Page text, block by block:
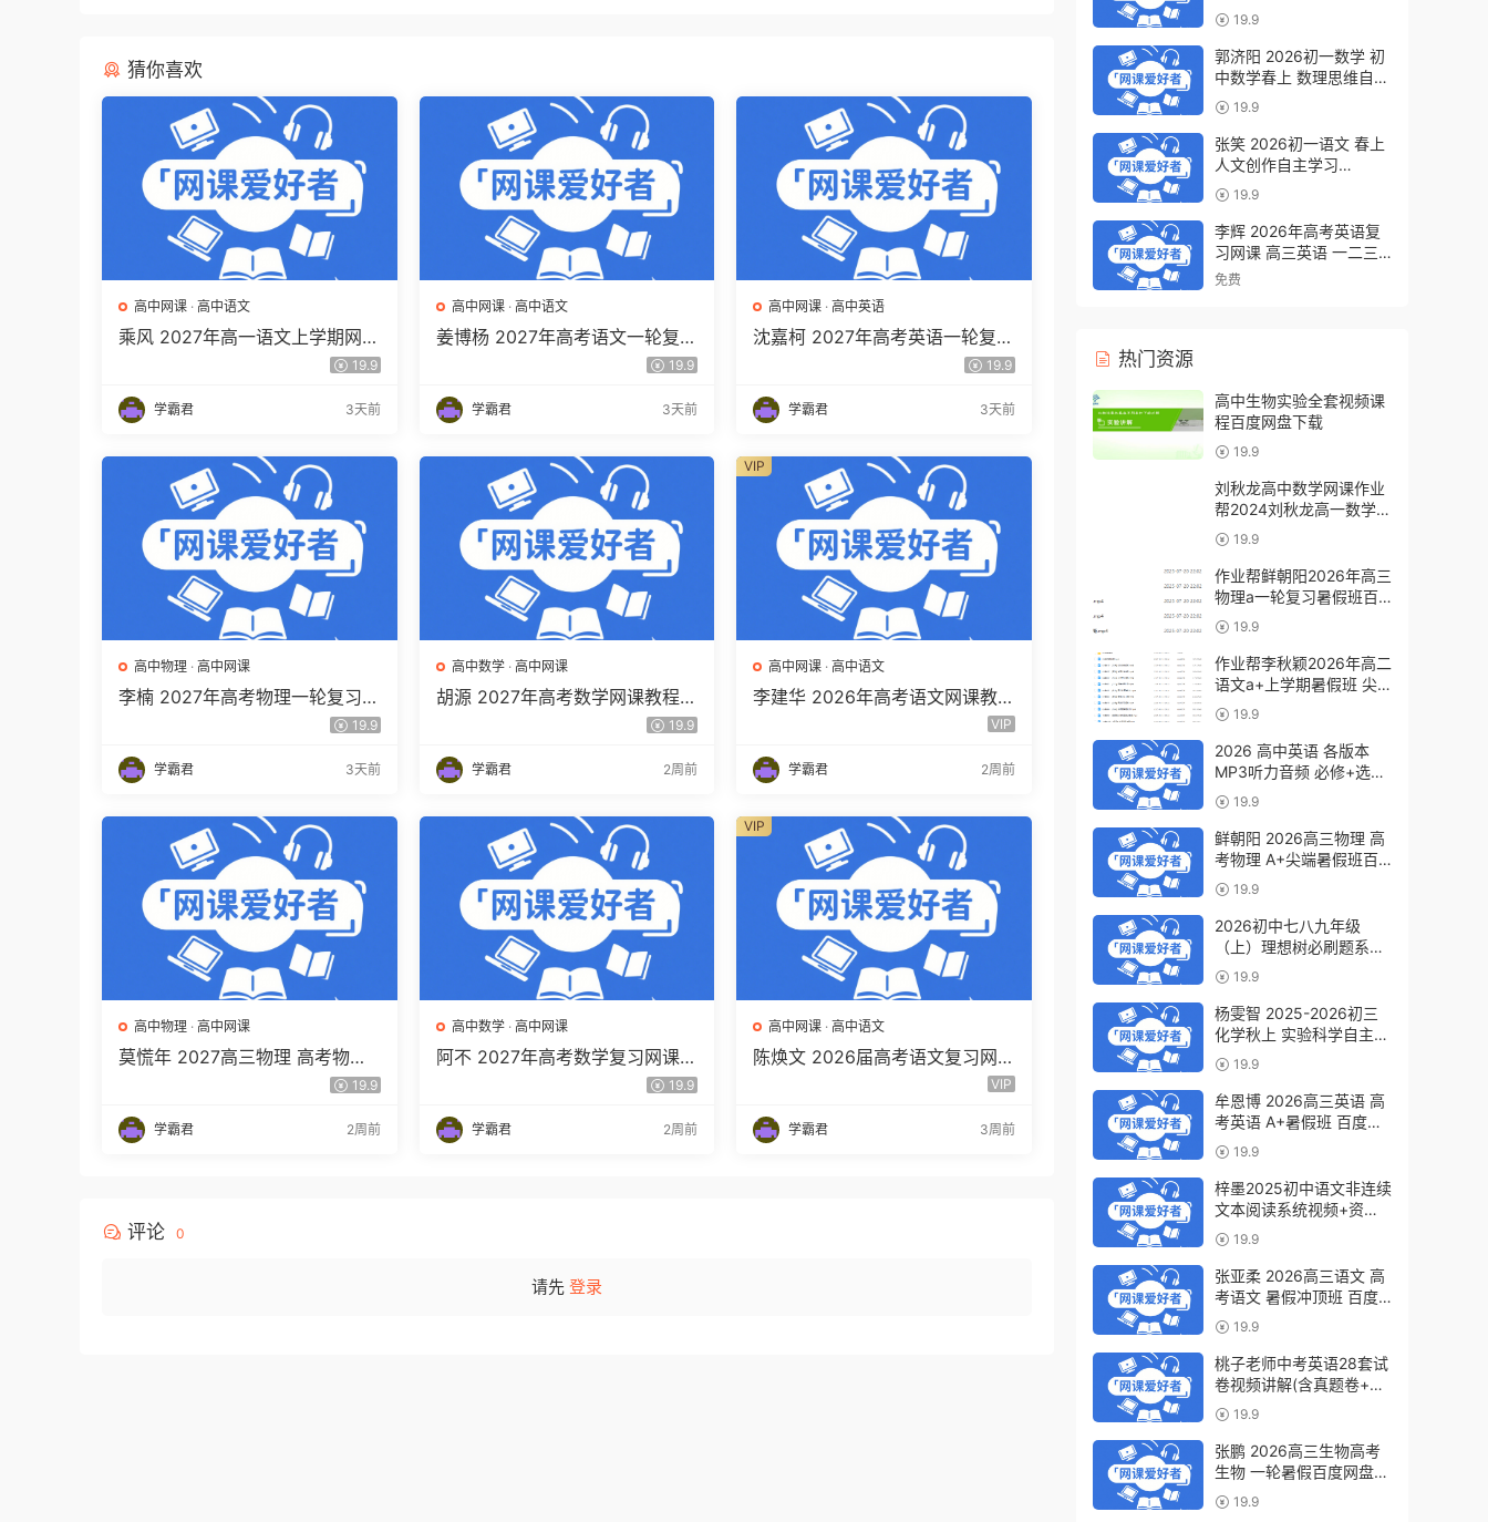
猜你喜欢
高中网课 · 高中语文
乘风 2027年高一语文上学期网课
教程 高一语文 暑假班视频教程19.9
学霸君 3天前
高中网课· 高中语文
姜博杨 2027年高考语文一轮复习
网课教程 高三语文 上学期暑假班
19.9
学霸君 3天前
高中网课 ·高中英语
沈嘉柯 2027年高考英语一轮复习
网课教程 高三英语 上学期暑假班
19.9
学霸君 3天前
高中物理 · 高中网课
李楠 2027年高考物理一轮复习网
课教程 高三物理 上学期暑假班视
19.9
学霸君 3天前
高中数学· 高中网课
胡源 2027年高考数学网课教程
高三数学 一轮复习暑假班视频教
19.9
学霸君 2周前
高中网课 ·高中语文
李建华 2026年高考语文网课教
程 高三语文 a+二三轮复习视频VIP
学霸君 2周前
VIP
高中物理 · 高中网课
莫慌年 2027高三物理 高考物理
19.9
学霸君 2周前
高中数学· 高中网课
阿不 2027年高考数学复习网课教
程 高三数学 一轮复习视频教程19.9
学霸君 2周前
高中网课 ·高中语文
陈焕文 2026届高考语文复习网
课 高三语文 一二三轮视频课程全
VIP
学霸君 3周前
VIP
评论 0
请先 登录
学习·TY·A+（三期）百度
网盘下载
19.9
郭济阳 2026初一数学 初
中数学春上 数理思维自主
学习·BS（一期）百度网
盘下载
19.9
张笑 2026初一语文 春上
人文创作自主学习
·TY·S（一期）百度网盘下
载
19.9
李辉 2026年高考英语复
习网课 高三英语 一二三
轮视频课程全年班 百度网
免费
热门资源
高中生物实验全套视频课
程百度网盘下载
19.9
刘秋龙高中数学网课作业
帮2024刘秋龙高一数学
a+教程（暑假班+秋季
班）
19.9
作业帮鲜朝阳2026年高三
物理a一轮复习暑假班百
度网盘下载
19.9
作业帮李秋颖2026年高二
语文a+上学期暑假班 尖
端班百度网盘下载
19.9
2026 高中英语 各版本
MP3听力音频 必修+选修
6.07GB百度网盘下载
19.9
鲜朝阳 2026高三物理 高
考物理 A+尖端暑假班百
度网盘下载
19.9
2026初中七八九年级
（上）理想树必刷题系列
百度网盘下载
19.9
杨雯智 2025-2026初三
化学秋上 实验科学自主学
习·TY·S（3期）百度网盘
下载
19.9
牟恩博 2026高三英语 高
考英语 A+暑假班 百度网
盘下载
19.9
梓墨2025初中语文非连续
文本阅读系统视频+资料
(第六季)百度网盘下载
19.9
张亚柔 2026高三语文 高
考语文 暑假冲顶班 百度
网盘下载
19.9
桃子老师中考英语28套试
卷视频讲解(含真题卷+模
拟卷)百度网盘下载
19.9
张鹏 2026高三生物高考
生物 一轮暑假百度网盘下
载 19.9